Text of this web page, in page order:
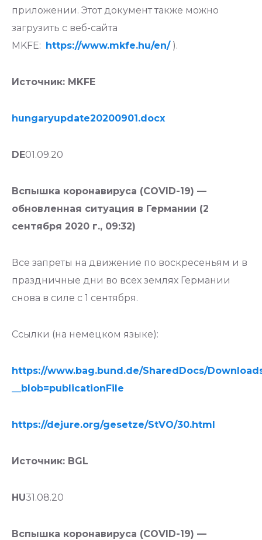
приложении. Этот документ также можно
загрузить с веб-сайта
MKFE: https://www.mkfe.hu/en/).
Источник: MKFE
hungaryupdate20200901.docx
DE01.09.20
Вспышка коронавируса (COVID-19) —
обновленная ситуация в Германии (2
сентября 2020 г., 09:32)
Все запреты на движение по воскресеньям и в
праздничные дни во всех землях Германии
снова в силе с 1 сентября.
Ссылки (на немецком языке):
https://www.bag.bund.de/SharedDocs/
__blob=publicationFile
https://dejure.org/gesetze/StVO/30.html
Источник: BGL
HU31.08.20
Вспышка коронавируса (COVID-19) —